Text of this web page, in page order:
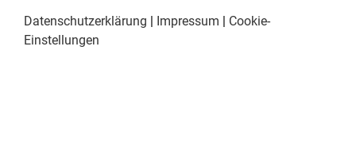
Datenschutzerklärung | Impressum | Cookie-
Einstellungen